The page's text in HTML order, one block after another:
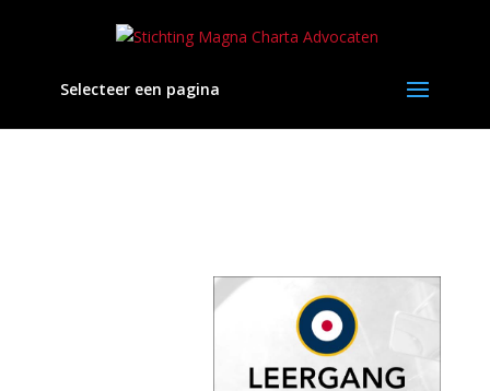
Selecteer een pagina